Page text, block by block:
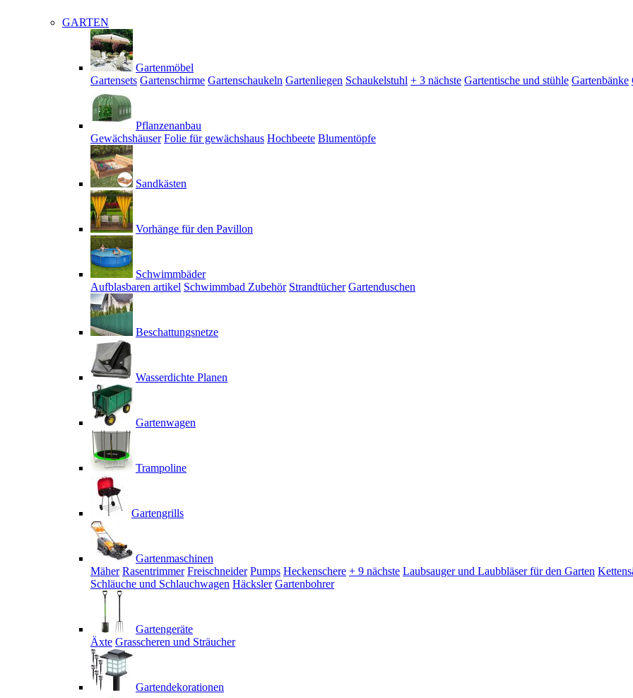
GARTEN
Gartenmöbel
Gartensets Gartenschirme Gartenschaukeln Gartenliegen Schaukelstuhl + 3 nächste Gartentische und stühle Gartenbänke
Pflanzenanbau
Gewächshäuser Folie für gewächshaus Hochbeete Blumentöpfe
Sandkästen
Vorhänge für den Pavillon
Schwimmbäder
Aufblasbaren artikel Schwimmbad Zubehör Strandtücher Gartenduschen
Beschattungsnetze
Wasserdichte Planen
Gartenwagen
Trampoline
Gartengrills
Gartenmaschinen
Mäher Rasentrimmer Freischneider Pumps Heckenschere + 9 nächste Laubsauger und Laubbläser für den Garten
Schläuche und Schlauchwagen Häcksler Gartenbohrer
Gartengeräte
Äxte Grasscheren und Sträucher
Gartendekorationen